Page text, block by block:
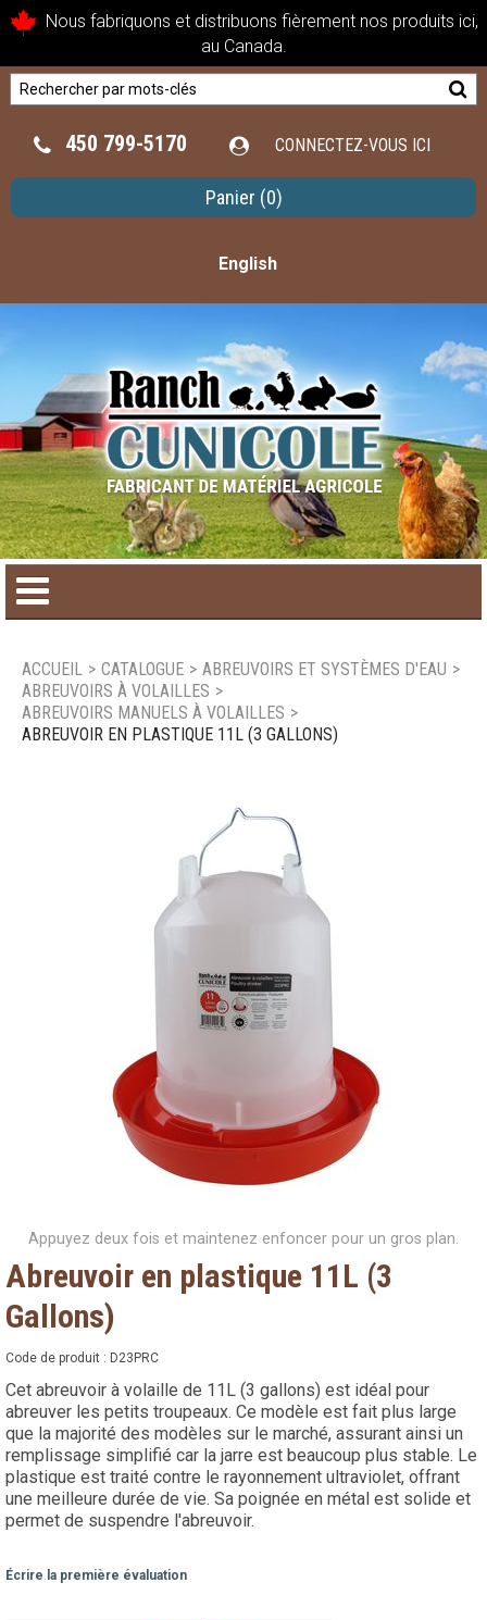
Nous fabriquons et distribuons fièrement nos produits ici,
au Canada.
450 799-5170 CONNECTEZ-VOUS ICI
Panier (0)
English
Catalogue de produit
Nouveaux produits
Nous joindre
ACCUEIL > CATALOGUE > ABREUVOIRS ET SYSTÈMES D'EAU >
ABREUVOIRS À VOLAILLES >
ABREUVOIRS MANUELS À VOLAILLES >
ABREUVOIR EN PLASTIQUE 11L (3 GALLONS)
Appuyez deux fois et maintenez enfoncer pour un gros plan.
Abreuvoir en plastique 11L (3
Gallons)
Code de produit : D23PRC
Cet abreuvoir à volaille de 11L (3 gallons) est idéal pour
abreuver les petits troupeaux. Ce modèle est fait plus large
que la majorité des modèles sur le marché, assurant ainsi un
remplissage simplifié car la jarre est beaucoup plus stable. Le
plastique est traité contre le rayonnement ultraviolet, offrant
une meilleure durée de vie. Sa poignée en métal est solide et
permet de suspendre l'abreuvoir.
Écrire la première évaluation